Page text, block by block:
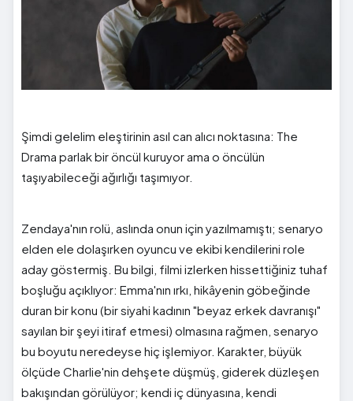
Şimdi gelelim eleştirinin asıl can alıcı noktasına: The
Drama parlak bir öncül kuruyor ama o öncülün
taşıyabileceği ağırlığı taşımıyor.
Zendaya'nın rolü, aslında onun için yazılmamıştı; senaryo
elden ele dolaşırken oyuncu ve ekibi kendilerini role
aday göstermiş. Bu bilgi, filmi izlerken hissettiğiniz tuhaf
boşluğu açıklıyor: Emma'nın ırkı, hikâyenin göbeğinde
duran bir konu (bir siyahi kadının "beyaz erkek davranışı"
sayılan bir şeyi itiraf etmesi) olmasına rağmen, senaryo
bu boyutu neredeyse hiç işlemiyor. Karakter, büyük
ölçüde Charlie'nin dehşete düşmüş, giderek düzleşen
bakışından görülüyor; kendi iç dünyasına, kendi